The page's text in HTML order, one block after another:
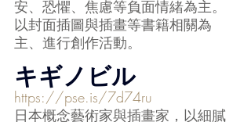
安、恐懼、焦慮等負面情緒為主。
以封面插圖與插畫等書籍相關為
主、進行創作活動。
キギノビル
https://pse.is/7d74ru
日本概念藝術家與插畫家，以細膩